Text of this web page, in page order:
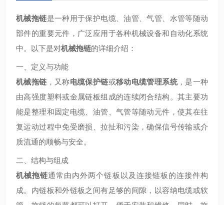
机械拖链是一种用于保护电缆、油管、气管、水管等随动
部件的重要元件，广泛应用于各种机械设备和自动化系统
中。以下是对机械拖链的详细介绍：
一、定义与功能
机械拖链 ，又称电缆保护链或移动电缆管理系统，是一种
由高强度塑料或金属链板组成的连续闭合结构。其主要功
能是整理和固定电缆、油管、气管等随动元件，使其在往
复运动过程中免受磨损、拉扯和污染，确保信号传输或介
质流通的顺畅与安全。
二、结构与组成
机械拖链通常由内外两个链板以及连接链板的连接件构
成。内链板和外链板之间有足够的间隙，以容纳电缆或软